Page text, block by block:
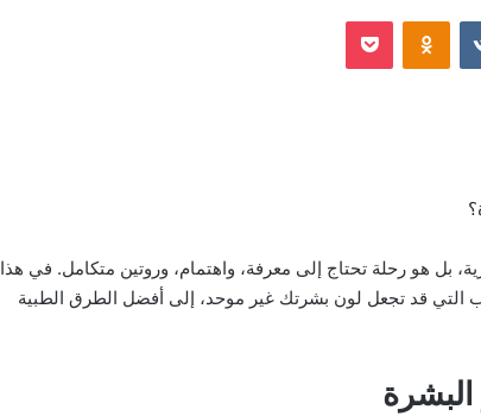
بل هو رحلة تحتاج إلى معرفة، واهتمام، وروتين متكامل. في هذا
التي قد تجعل لون بشرتك غير موحد، إلى أفضل الطرق الطبية